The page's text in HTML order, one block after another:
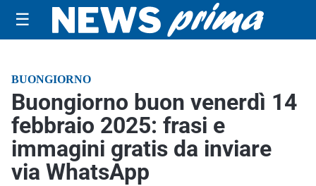
☰
BUONGIORNO
Buongiorno buon venerdì 14
febbraio 2025: frasi e
immagini gratis da inviare
via WhatsApp